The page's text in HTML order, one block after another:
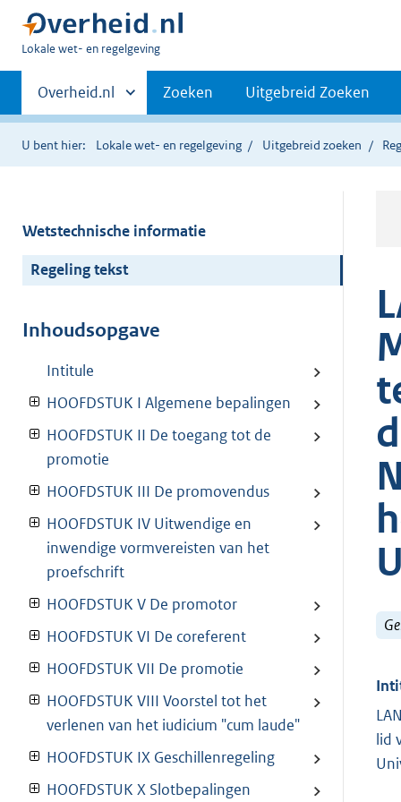
U
hier:
Lokale wet- en regelgeving
Primaire
navigatie
Andere
sites
binnen
Overheid.nl Zoeken Uitgebreid Zoeken
U bent hier: Lokale wet- en regelgeving Uitgebreid zoeken
Wetstechnische informatie
Regeling tekst
Inhoudsopgave
Intitule
HOOFDSTUK I Algemene bepalingen
HOOFDSTUK II De toegang tot de
promotie
HOOFDSTUK III De promovendus
HOOFDSTUK IV Uitwendige en
inwendige vormvereisten van het
proefschrift
HOOFDSTUK V De promotor
HOOFDSTUK VI De coreferent
HOOFDSTUK VII De promotie
HOOFDSTUK VIII Voorstel tot het
verlenen van het iudicium "cum laude"
HOOFDSTUK IX Geschillenregeling
HOOFDSTUK X Slotbepalingen
lid